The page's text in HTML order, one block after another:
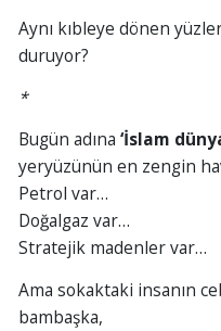
Aynı kıbleye dönen
duruyor?
*
Bugün adına ‘İslam
yeryüzünün en zengin
Petrol var…
Doğalgaz var…
Stratejik madenler var…
Ama sokaktaki insanın
bambaşka,